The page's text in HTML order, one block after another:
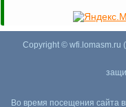
Copyright © wfi.lomasm.ru
Во время посещения сайта